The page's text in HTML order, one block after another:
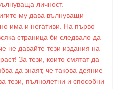
личност.
му дава вълнуващи
има и негативи. На първо
страница би следвало да
не давайте тези издания на
За тези, които смятат да
да знаят, че такова деяние
тези, пълнолетни и способни